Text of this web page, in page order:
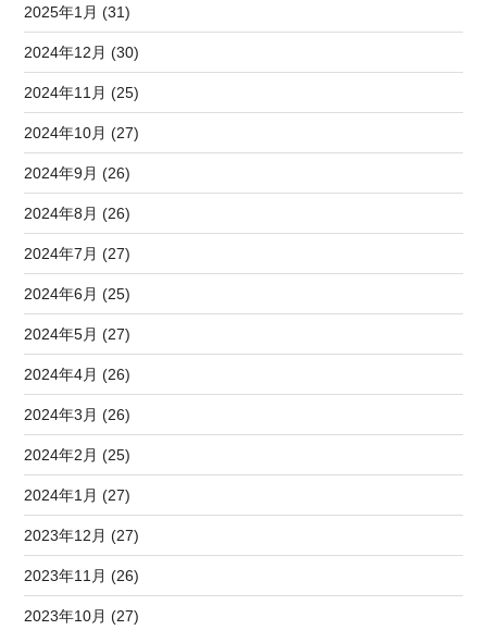
2025年1月 (31)
2024年12月 (30)
2024年11月 (25)
2024年10月 (27)
2024年9月 (26)
2024年8月 (26)
2024年7月 (27)
2024年6月 (25)
2024年5月 (27)
2024年4月 (26)
2024年3月 (26)
2024年2月 (25)
2024年1月 (27)
2023年12月 (27)
2023年11月 (26)
2023年10月 (27)